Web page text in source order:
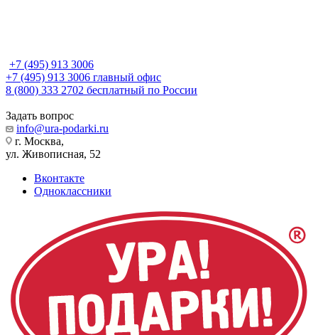
+7 (495) 913 3006
+7 (495) 913 3006 главный офис
8 (800) 333 2702 бесплатный по России
Задать вопрос
info@ura-podarki.ru
г. Москва,
ул. Живописная, 52
Вконтакте
Одноклассники